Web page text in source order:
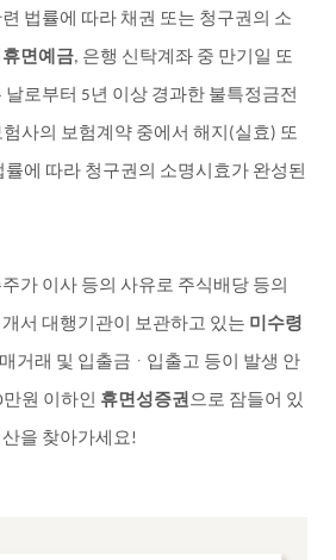
법률에 따라 채권 또는 청구권의 소
휴면예금, 은행 신탁계좌 중 만기일 또
날로부터 5년 이상 경과한 불특정금전
험사의 보험계약 중에서 해지 ( 실효 ) 또
률에 따라 청구권의 소명시효가 완성된
주가 이사 등의 사유로 주식배당 등의
서 대행기관이 보관하고 있는 미수령
거래 및 입출금ᆞ입출고 등이 발생 안
만원 이하인 휴면성증권 으로 잠들어 있
을 찾아가세요 !